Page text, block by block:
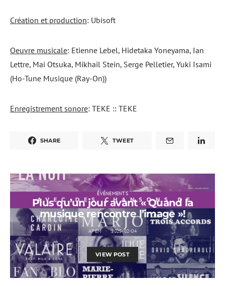
Création et production: Ubisoft
Oeuvre musicale: Etienne Lebel, Hidetaka Yoneyama, Ian
Lettre, Mai Otsuka, Mikhail Stein, Serge Pelletier, Yuki Isami
(Ho-Tune Musique (Ray-On))
Enregistrement sonore: TEKE :: TEKE
SHARE TWEET
ÉVÉNEMENTS
Plus qu’un jour avant « Quand la
musique rencontre l’image »!
APEM 2025-02-04
VIEW POST